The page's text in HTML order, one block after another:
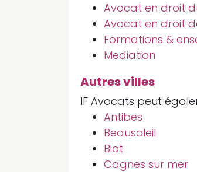
Avocat en droit
Avocat en droit
Formations &
Mediation
Autres villes
IF Avocats peut
Antibes
Beausoleil
Biot
Cagnes sur mer